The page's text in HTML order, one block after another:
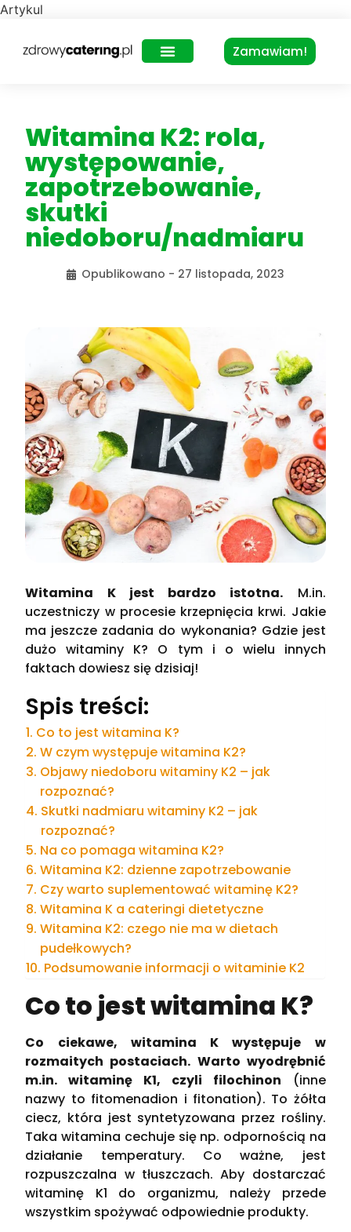
Artykul
Zamawiam!
Witamina K2: rola,
występowanie,
zapotrzebowanie,
skutki
niedoboru/nadmiaru
Opublikowano - 27 listopada, 2023
Witamina K jest bardzo istotna. M.in.
uczestniczy w procesie krzepnięcia krwi. Jakie
ma jeszcze zadania do wykonania? Gdzie jest
dużo witaminy K? O tym i o wielu innych
faktach dowiesz się dzisiaj!
Spis treści:
Co to jest witamina K?
W czym występuje witamina K2?
Objawy niedoboru witaminy K2 – jak
rozpoznać?
Skutki nadmiaru witaminy K2 – jak
rozpoznać?
Na co pomaga witamina K2?
Witamina K2: dzienne zapotrzebowanie
Czy warto suplementować witaminę K2?
Witamina K a cateringi dietetyczne
Witamina K2: czego nie ma w dietach
pudełkowych?
Podsumowanie informacji o witaminie K2
Co to jest witamina K?
Co ciekawe, witamina K występuje w
rozmaitych postaciach. Warto wyodrębnić
m.in. witaminę K1, czyli filochinon (inne
nazwy to fitomenadion i fitonation). To żółta
ciecz, która jest syntetyzowana przez rośliny.
Taka witamina cechuje się np. odpornością na
działanie temperatury. Co ważne, jest
rozpuszczalna w tłuszczach. Aby dostarczać
witaminę K1 do organizmu, należy przede
wszystkim spożywać odpowiednie produkty.